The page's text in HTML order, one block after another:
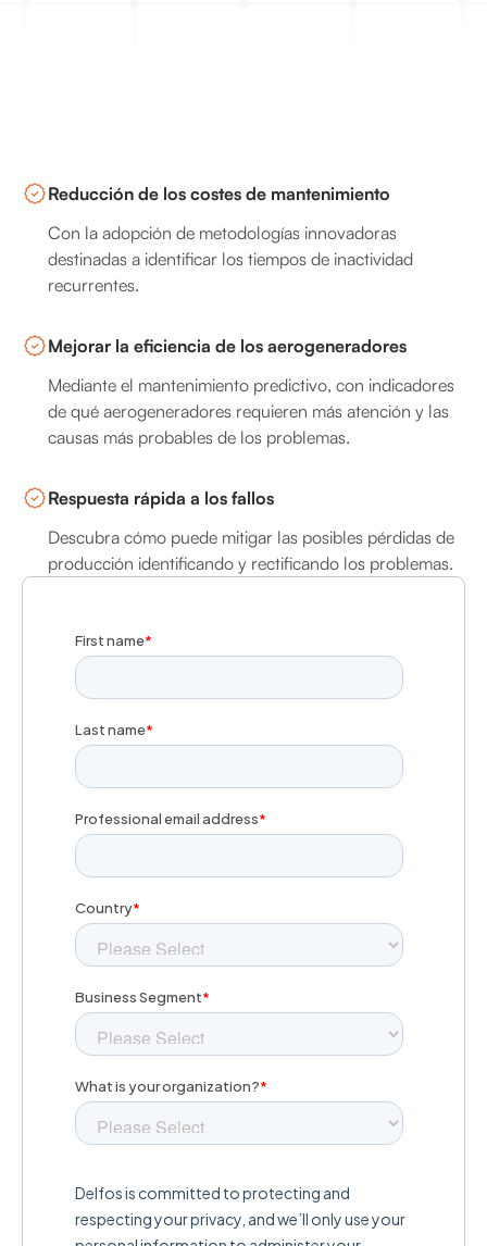
Reducción de los costes de mantenimiento
Con la adopción de metodologías innovadoras
destinadas a identificar los tiempos de inactividad
recurrentes.
Mejorar la eficiencia de los aerogeneradores
Mediante el mantenimiento predictivo, con indicadores
de qué aerogeneradores requieren más atención y las
causas más probables de los problemas.
Respuesta rápida a los fallos
Descubra cómo puede mitigar las posibles pérdidas de
producción identificando y rectificando los problemas.